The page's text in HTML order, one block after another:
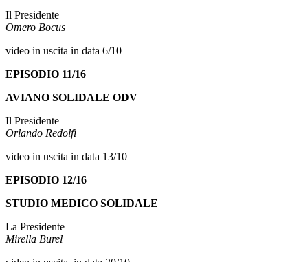
Il Presidente
Omero Bocus
video in uscita in data 6/10
EPISODIO 11/16
AVIANO SOLIDALE ODV
Il Presidente
Orlando Redolfi
video in uscita in data 13/10
EPISODIO 12/16
STUDIO MEDICO SOLIDALE
La Presidente
Mirella Burel